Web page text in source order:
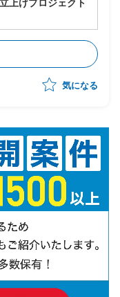
上げプロジェクト
アイデアのとりま
ミュニケーション
気になる